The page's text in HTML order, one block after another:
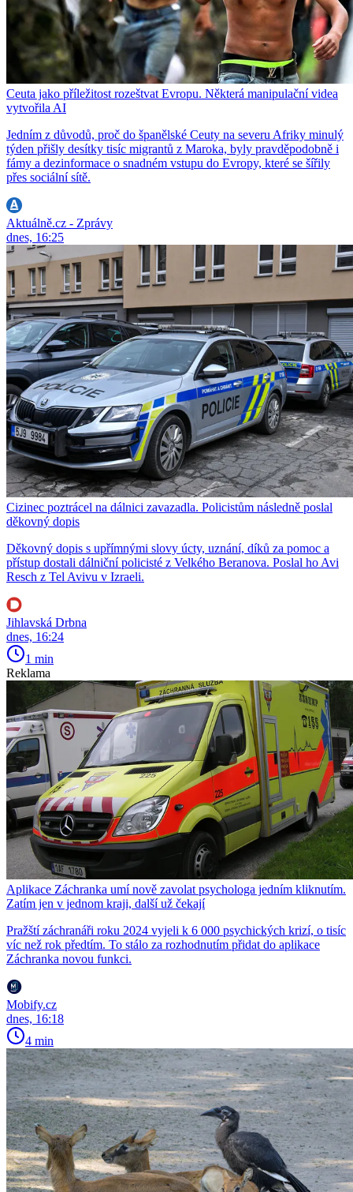
Ceuta jako příležitost rozeštvat Evropu. Některá manipulační videa
vytvořila AI
Jedním z důvodů, proč do španělské Ceuty na severu Afriky minulý
týden přišly desítky tisíc migrantů z Maroka, byly pravděpodobně i
fámy a dezinformace o snadném vstupu do Evropy, které se šířily
přes sociální sítě.
Aktuálně.cz - Zprávy
dnes, 16:25
Cizinec poztrácel na dálnici zavazadla. Policistům následně poslal
děkovný dopis
Děkovný dopis s upřímnými slovy úcty, uznání, díků za pomoc a
přístup dostali dálniční policisté z Velkého Beranova. Poslal ho Avi
Resch z Tel Avivu v Izraeli.
Jihlavská Drbna
dnes, 16:24
1 min
Reklama
Aplikace Záchranka umí nově zavolat psychologa jedním kliknutím.
Zatím jen v jednom kraji, další už čekají
Pražští záchranáři roku 2024 vyjeli k 6 000 psychických krizí, o tisíc
víc než rok předtím. To stálo za rozhodnutím přidat do aplikace
Záchranka novou funkci.
Mobify.cz
dnes, 16:18
4 min